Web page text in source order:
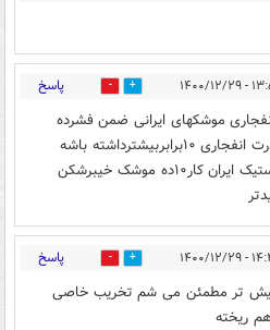
۱۲/۲۹ 7 پاسخ
موشکهای ایرانی ضمن فشرده
سازی وکوچک شدن ابعادبدنه قدرت انفجاری ۱۰برابربیشترداشته باشه
دفعه بعد یعنی هرتیرموشک بالستیک ایران کار۱۰ده موشک خیبرشکن
۱۲/۲۹ 1 پاسخ
تر مطمئن می شم تخریب خاصی
ریخته